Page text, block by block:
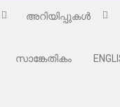
അറിയിപ്പുകൾ
സാങ്കേതികം